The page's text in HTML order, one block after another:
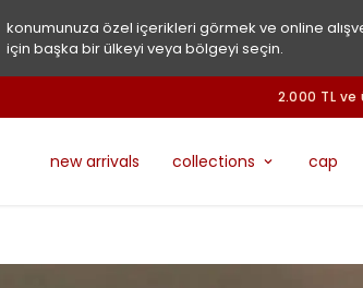
konumunuza özel içerikleri görmek ve online
için başka bir ülkeyi veya bölgeyi seçin.
2.000 TL
new arrivals collections cap